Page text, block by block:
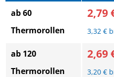
ab 60
Thermorollen
2,79
3,32 €
ab 120
Thermorollen
2,69
3,20 €